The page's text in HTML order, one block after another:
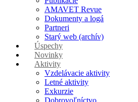
AMAVET Revue
Dokumenty a logá
Partneri
Starý web (archív)
Úspechy
Novinky
Aktivity
Vzdelávacie aktivity
Letné aktivity
Exkurzie
Dobrovoľníctvo